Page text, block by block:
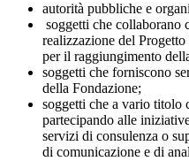
autorità pubbliche e
soggetti che collaborano
realizzazione del
per il raggiungimento
soggetti che forniscono
della Fondazione;
soggetti che a vario titolo
partecipando alle
servizi di consulenza o
di comunicazione e di